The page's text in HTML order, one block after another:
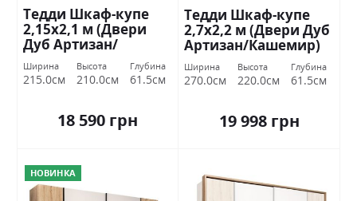
Тедди Шкаф-купе
2,15х2,1 м (Двери
Дуб Артизан/
Зеркало) Миромарк
Ширина
215.0см
Высота
210.0см
Глубина
61.5см
18 590 грн
Тедди Шкаф-купе
2,7х2,2 м (Двери Дуб
Артизан/Кашемир)
Миромарк
Ширина
270.0см
Высота
220.0см
Глубина
61.5см
19 998 грн
НОВИНКА